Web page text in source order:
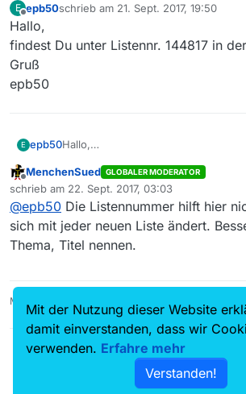
E
Offline
epb50schrieb am 21. Sept. 2017, 19:50
zuletzt editiert von
Hallo,
findest Du unter Listennr. 144817 in
Gruß
epb50
E epb50Hallo,
Gruß
epb50
Offline
MenchenSued GLOBALER MODERATOR
schrieb am 22. Sept. 2017, 03:03
zuletzt editiert von
@epb50 Die Listennummer hilft hier
sich mit jeder neuen Liste ändert.
Thema, Titel nennen.
MediathekView 14.5.0, Linux Mint 21.3, VLC 3.0.16
Mit der Nutzung dieser Website
damit einverstanden, dass wir
verwenden. Erfahre mehr
Verstanden!